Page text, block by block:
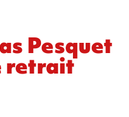
Pesquet
retrait